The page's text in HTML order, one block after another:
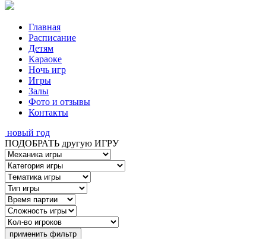
Главная
Расписание
Детям
Караоке
Ночь игр
Игры
Залы
Фото и отзывы
Контакты
новый год
ПОДОБРАТЬ другую ИГРУ
применить фильтр